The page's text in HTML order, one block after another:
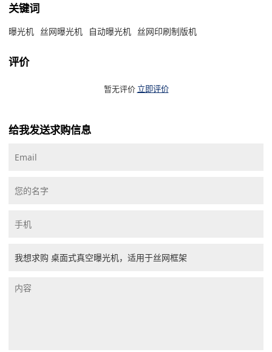
关键词
曝光机 丝网曝光机 自动曝光机 丝网印刷制版机
评价
暂无评价 立即评价
给我发送求购信息